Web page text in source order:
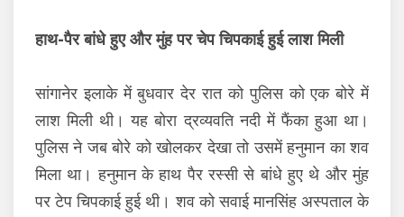
हाथ-पैर बांधे हुए और मुंह पर चेप चिपकाई हुई लाश मिली
सांगानेर इलाके में बुधवार देर रात को पुलिस को एक बोरे में
लाश मिली थी। यह बोरा द्रव्यवति नदी में फैंका हुआ था।
पुलिस ने जब बोरे को खोलकर देखा तो उसमें हनुमान का शव
मिला था। हनुमान के हाथ पैर रस्सी से बांधे हुए थे और मुंह
पर टेप चिपकाई हुई थी। शव को सवाई मानसिंह अस्पताल के